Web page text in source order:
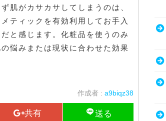
肌がカサカサしてしまうのは、
ティックを有効利用してお手入
と感じます。化粧品を使うのみ
悩みまたは現状に合わせた効果
作成者 : a9biqz38